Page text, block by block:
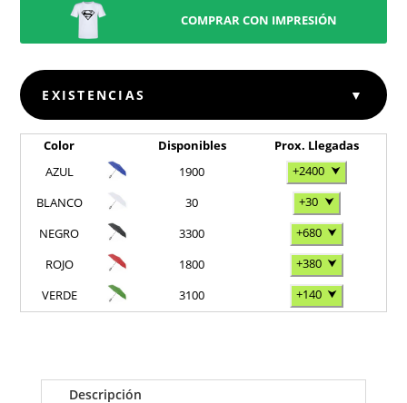
COMPRAR CON IMPRESIÓN
EXISTENCIAS ▼
Color Disponibles
Prox. Llegadas
AZUL
1900 +2400 ⮟
BLANCO
30 +30 ⮟
NEGRO
3300 +680 ⮟
ROJO
1800 +380 ⮟
VERDE
3100 +140 ⮟
Descripción